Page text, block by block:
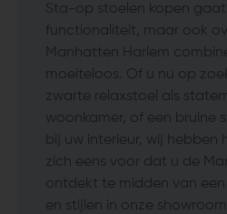
Sta-op stoelen kopen gaat
functionaliteit, maar ook
Manhatten Harlem
moeiteloos. Of u nu op
zwarte relaxstoel als
woonkamer, of een bruine
bij uw interieur, wij hebben
zich eens voor dat u de
ontdekt te midden van
en stijlen in onze showroom.